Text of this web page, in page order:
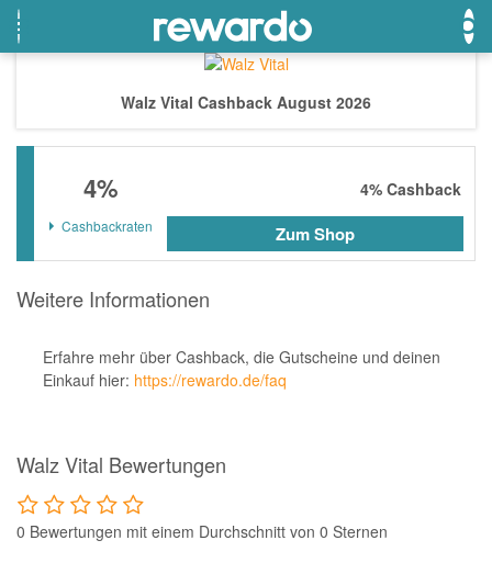
OTTO
Breuninger
Lieferando
LASCANA
eBay
Temu
adidas
Notino
Parfumdreams
Beste Gutscheine
Top Gutscheine
Exklusive Gutscheine
Sonderaktionen
Beste Angebote
Top Angebote
Exklusive Angebote
Walz Vital Cashback August 2026
4% 4% Cashback
Cashbackraten Zum Shop
Weitere Informationen
Erfahre mehr über Cashback, die Gutscheine und deinen
Einkauf hier: https://rewardo.de/faq
Walz Vital Bewertungen
0 Bewertungen mit einem Durchschnitt von 0 Sternen